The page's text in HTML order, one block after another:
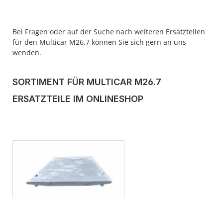
Bei Fragen oder auf der Suche nach weiteren Ersatzteilen
für den Multicar M26.7 können Sie sich gern an uns
wenden.
SORTIMENT FÜR MULTICAR M26.7
ERSATZTEILE IM ONLINESHOP